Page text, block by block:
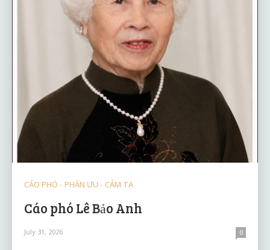
CÁO PHÓ - PHÂN ƯU - CẢM TẠ
Cáo phó Lê Bảo Anh
July 31, 2026 0